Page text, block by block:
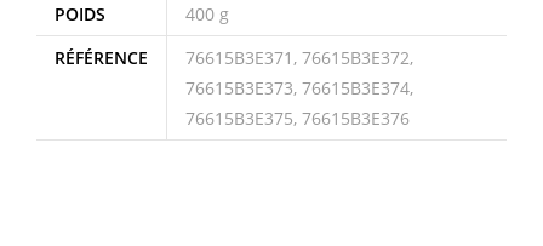
POIDS
400 g
RÉFÉRENCE
76615B3E371, 76615B3E372,
76615B3E373, 76615B3E374,
76615B3E375, 76615B3E376